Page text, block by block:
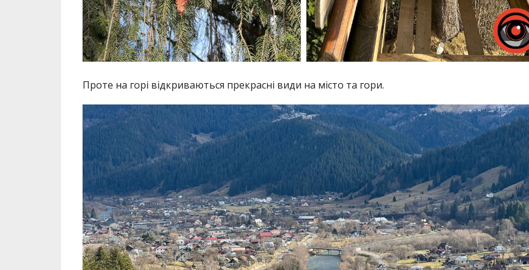
Проте на горі відкриваються прекрасні види на місто та гори.